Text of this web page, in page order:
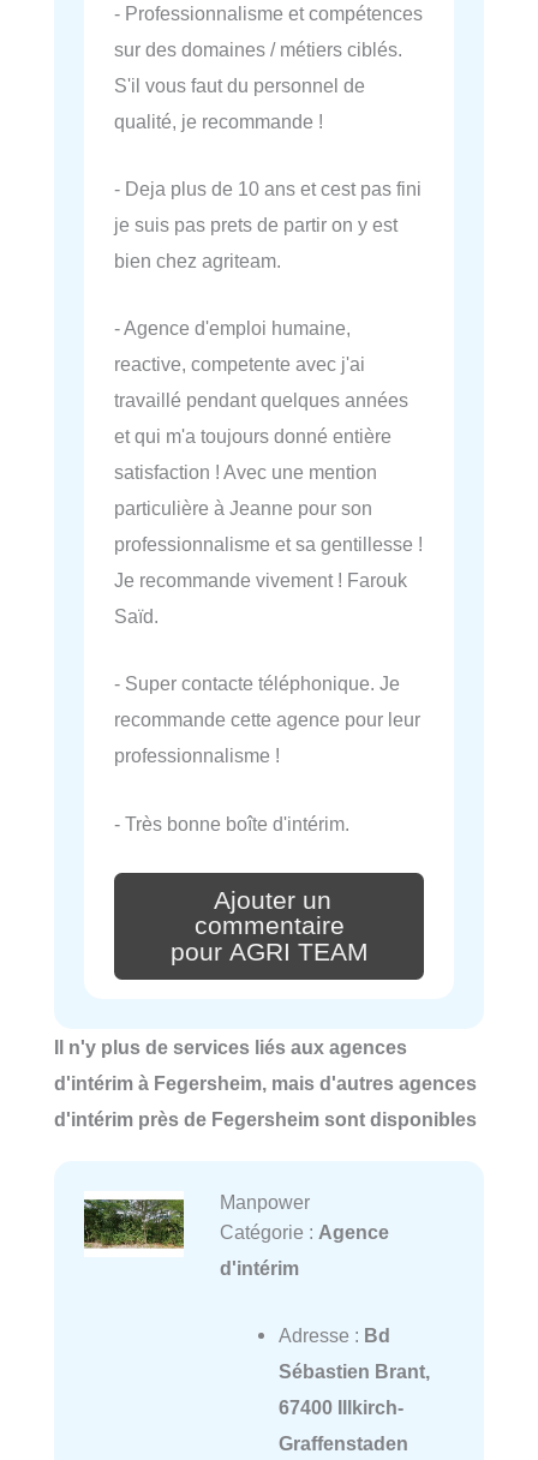
- Professionnalisme et compétences
sur des domaines / métiers ciblés.
S'il vous faut du personnel de
qualité, je recommande !
- Deja plus de 10 ans et cest pas fini
je suis pas prets de partir on y est
bien chez agriteam.
- Agence d'emploi humaine,
reactive, competente avec j'ai
travaillé pendant quelques années
et qui m'a toujours donné entière
satisfaction ! Avec une mention
particulière à Jeanne pour son
professionnalisme et sa gentillesse !
Je recommande vivement ! Farouk
Saïd.
- Super contacte téléphonique. Je
recommande cette agence pour leur
professionnalisme !
- Très bonne boîte d'intérim.
Ajouter un
commentaire
pour AGRI TEAM
Il n'y plus de services liés aux agences
d'intérim à Fegersheim, mais d'autres agences
d'intérim près de Fegersheim sont disponibles
Manpower
Catégorie : Agence
d'intérim
Adresse : Bd
Sébastien Brant,
67400 Illkirch-
Graffenstaden